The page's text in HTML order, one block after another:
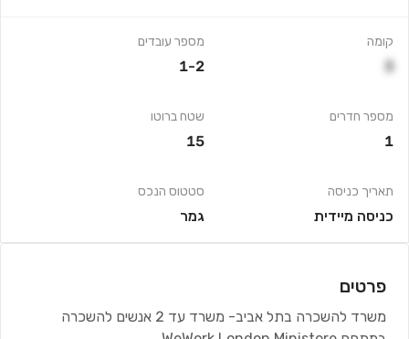
קומה
3
מספר חדרים
1
תאריך כניסה
כניסה מיידית
מספר עובדים
1-2
שטח ברוטו
15
סטטוס הנכס
גמר
פרטים
משרד להשכרה בתל אביב- משרד עד 2 אנשים להשכרה